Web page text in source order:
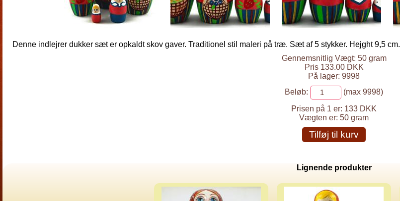
Denne indlejrer dukker sæt er opkaldt skov gaver. Traditionel stil maleri på træ. Sæt af 5 stykker. Hejght 9,5 cm.
Gennemsnitlig Vægt: 50 gram
Pris 133.00 DKK
På lager: 9998
Beløb:
(max 9998)
Prisen på 1 er: 133 DKK
Vægten er: 50 gram
Tilføj til kurv
Lignende produkter